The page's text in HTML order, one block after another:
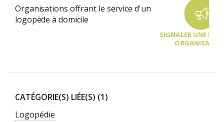
Organisations offrant le service d'un
logopède à domicile
SIGNALER UNE
CATÉGORIE(S) LIÉE(S) (1)
Logopédie